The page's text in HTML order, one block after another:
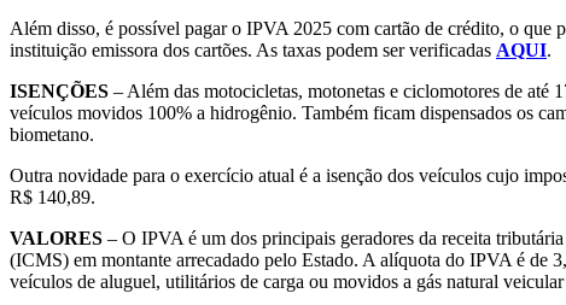
Além disso, é possível pagar o IPVA 2025 com cartão de crédito, o que
instituição emissora dos cartões. As taxas podem ser verificadas AQUI.
ISENÇÕES – Além das motocicletas, motonetas e ciclomotores de até
veículos movidos 100% a hidrogênio. Também ficam dispensados os
biometano.
Outra novidade para o exercício atual é a isenção dos veículos cujo
R$ 140,89.
VALORES – O IPVA é um dos principais geradores da receita
(ICMS) em montante arrecadado pelo Estado. A alíquota do IPVA é de
veículos de aluguel, utilitários de carga ou movidos a gás natural